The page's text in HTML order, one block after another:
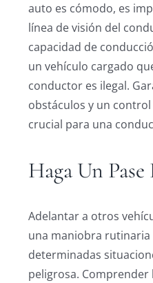
auto es cómodo, es
línea de visión del
capacidad de
un vehículo cargado
conductor es ilegal.
obstáculos y un
crucial para una
Haga Un
Adelantar a otros
una maniobra rutinaria
determinadas
peligrosa. Comprender